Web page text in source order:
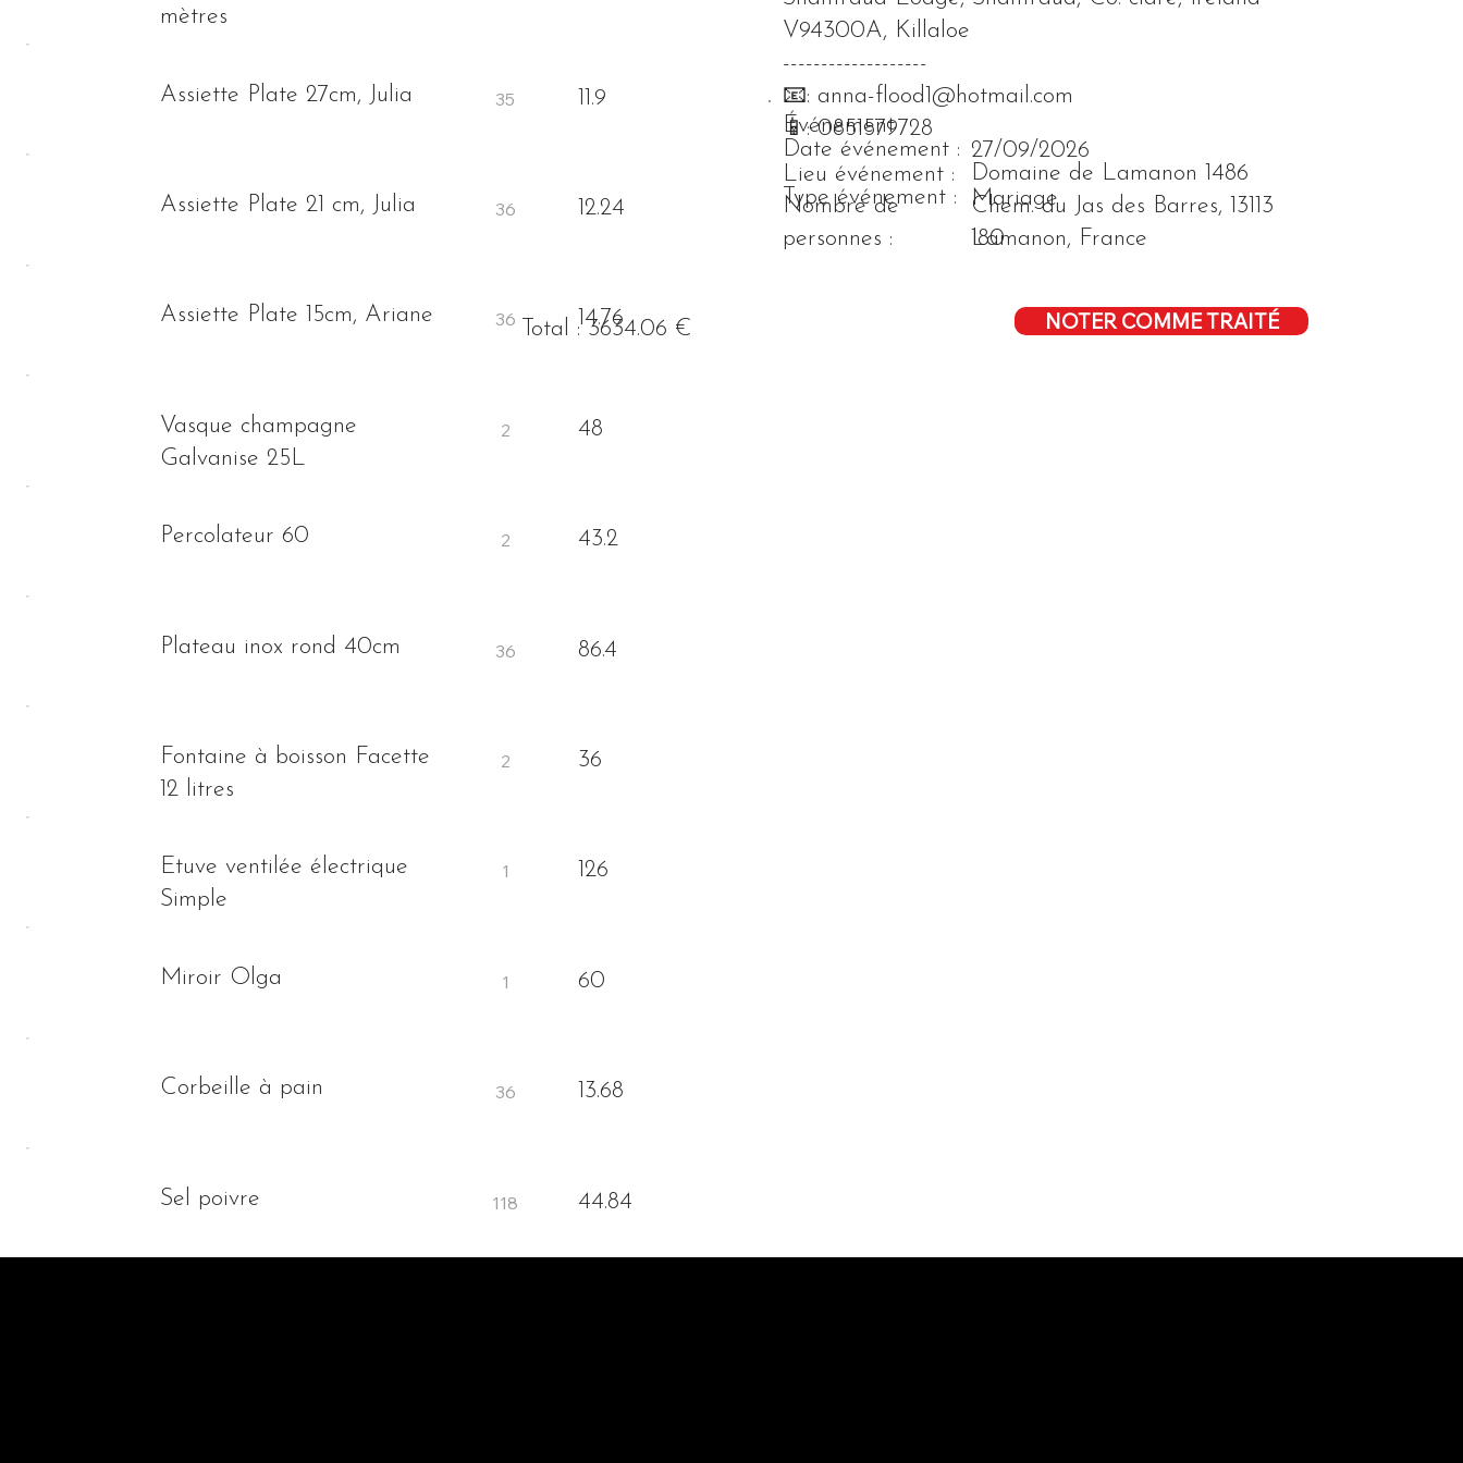
mètres
Assiette Plate 27cm, Julia 11.9
Assiette Plate 21 cm, Julia 12.24
Assiette Plate 15cm, Ariane 14.76
Vasque champagne
Galvanise 25L
48
Percolateur 60 43.2
Plateau inox rond 40cm 86.4
Fontaine à boisson Facette
12 litres
36
Etuve ventilée électrique
Simple
126
Miroir Olga 60
Corbeille à pain 13.68
Sel poivre 44.84
Total : 3634.06 € NOTER COMME TRAITÉ
V94300A, Killaloe
-------------------
📧: anna-flood1@hotmail.com
📱: 0851579728
Événement
Nombre de
personnes :
Type événement :
Mariage
180
27/09/2026
Date événement :
Domaine de Lamanon 1486
Chem. du Jas des Barres, 13113
Lamanon, France
Lieu événement :